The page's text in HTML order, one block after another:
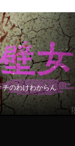
チのわけわからん